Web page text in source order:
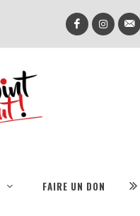
FAIRE UN DON